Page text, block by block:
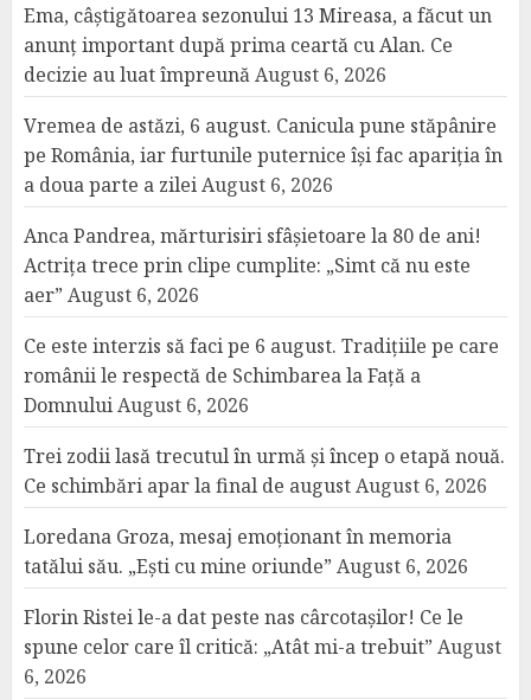
Ema, câștigătoarea sezonului 13 Mireasa, a făcut un
anunț important după prima ceartă cu Alan. Ce
decizie au luat împreunăAugust 6, 2026
Vremea de astăzi, 6 august. Canicula pune stăpânire
pe România, iar furtunile puternice își fac apariția în
a doua parte a zileiAugust 6, 2026
Anca Pandrea, mărturisiri sfâșietoare la 80 de ani!
Actrița trece prin clipe cumplite: „Simt că nu este
aer” August 6, 2026
Ce este interzis să faci pe 6 august. Tradițiile pe care
românii le respectă de Schimbarea la Față a
DomnuluiAugust 6, 2026
Trei zodii lasă trecutul în urmă și încep o etapă nouă.
Ce schimbări apar la final de augustAugust 6, 2026
Loredana Groza, mesaj emoționant în memoria
tatălui său. „Ești cu mine oriunde” August 6, 2026
Florin Ristei le-a dat peste nas cârcotașilor! Ce le
spune celor care îl critică: „Atât mi-a trebuit” August
6, 2026